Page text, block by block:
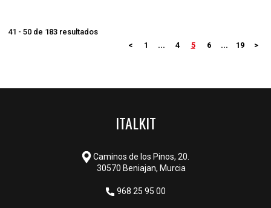
41 - 50 de 183 resultados
<
1 ... 4 5 6 ... 19 >
ITALKIT
Caminos de los Pinos, 20.
30570 Beniajan, Murcia
968 25 95 00